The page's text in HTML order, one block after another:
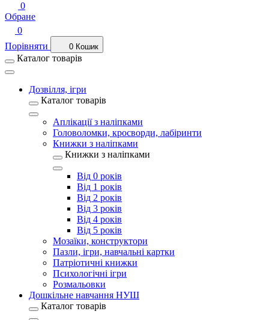
0
Обране
0
Порівняти
0 Кошик
Каталог товарів
Дозвілля, ігри
Каталог товарів
Аплікації з наліпками
Головоломки, кросворди, лабіринти
Книжки з наліпками
Книжки з наліпками
Від 0 років
Від 1 років
Від 2 років
Від 3 років
Від 4 років
Від 5 років
Мозаїки, конструктори
Пазли, ігри, навчальні картки
Патріотичні книжки
Психологічні ігри
Розмальовки
Дошкільне навчання НУШ
Каталог товарів